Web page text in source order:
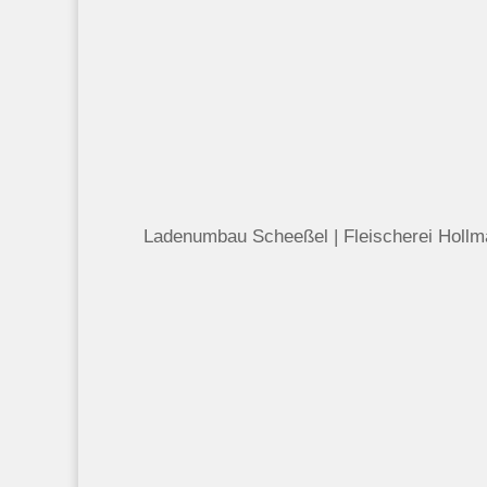
Ladenumbau Scheeßel | Fleischerei